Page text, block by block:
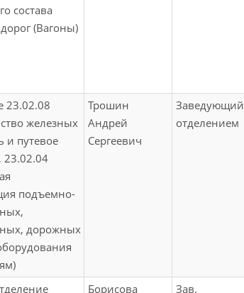
состава
(Вагоны)
23.02.08
железных
и путевое
23.02.04
подъемно-
дорожных
Трошин
Андрей
Сергеевич
Заведующий
отделением
Борисова Зав.